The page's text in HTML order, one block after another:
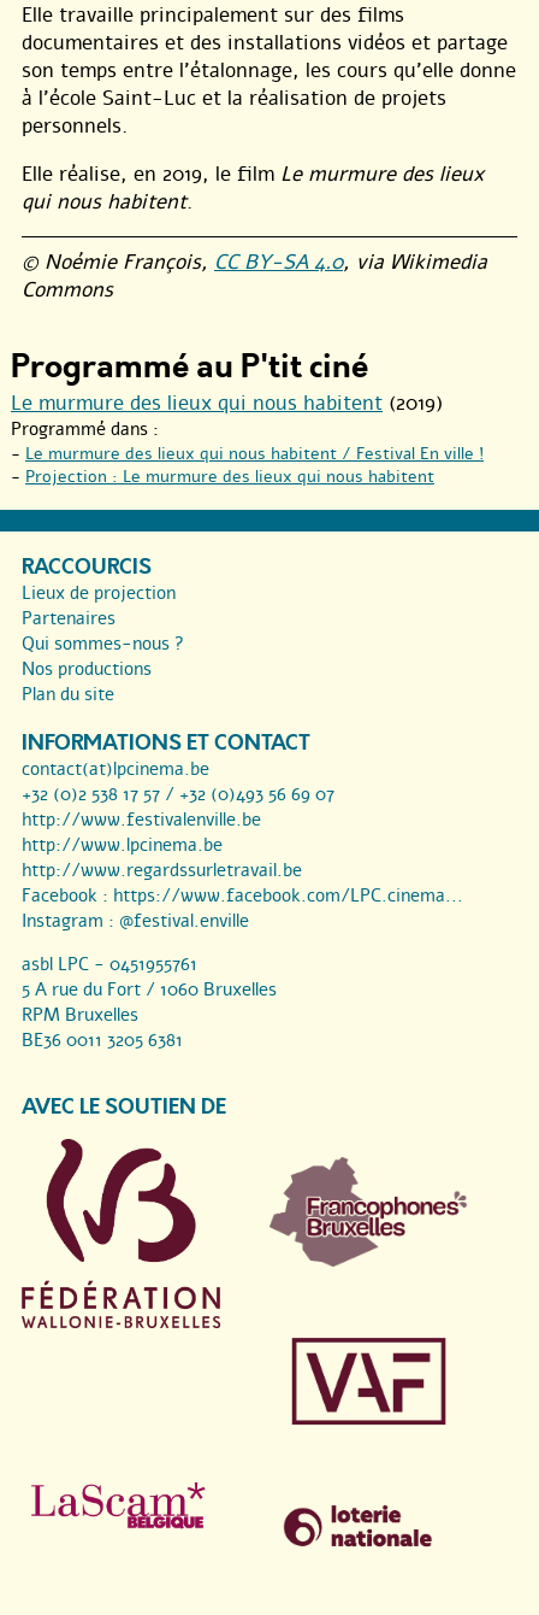
Elle travaille principalement sur des films
documentaires et des installations vidéos et partage
son temps entre l’étalonnage, les cours qu’elle donne
à l’école Saint-Luc et la réalisation de projets
personnels.
Elle réalise, en 2019, le film Le murmure des lieux
qui nous habitent.
© Noémie François, CC BY-SA 4.0, via Wikimedia
Commons
Programmé au P'tit ciné
Le murmure des lieux qui nous habitent (2019)
Programmé dans :
- Le murmure des lieux qui nous habitent / Festival En ville !
- Projection : Le murmure des lieux qui nous habitent
RACCOURCIS
Lieux de projection
Partenaires
Qui sommes-nous ?
Nos productions
Plan du site
INFORMATIONS ET CONTACT
contact(at)lpcinema.be
+32 (0)2 538 17 57 / +32 (0)493 56 69 07
http://www.festivalenville.be
http://www.lpcinema.be
http://www.regardssurletravail.be
Facebook : https://www.facebook.com/LPC.cinema...
Instagram : @festival.enville
asbl LPC - 0451955761
5 A rue du Fort / 1060 Bruxelles
RPM Bruxelles
BE36 0011 3205 6381
AVEC LE SOUTIEN DE